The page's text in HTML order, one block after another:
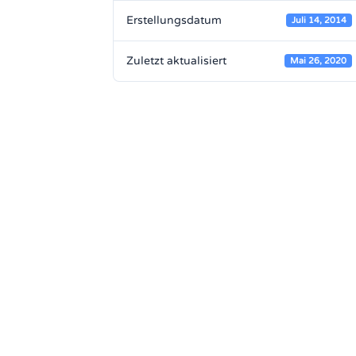
Erstellungsdatum Juli 14, 2014
Zuletzt aktualisiert Mai 26, 2020